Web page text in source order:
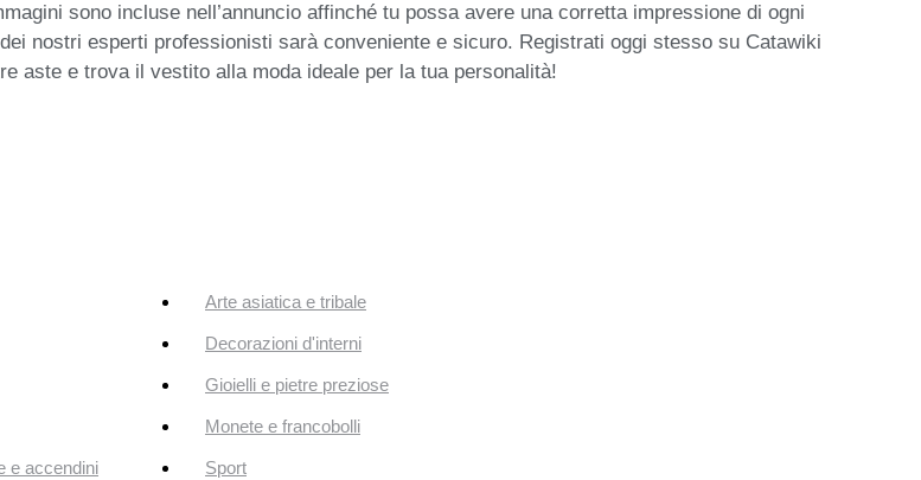
sono incluse nell’annuncio affinché tu possa avere una corretta impressione di ogni
nostri esperti professionisti sarà conveniente e sicuro. Registrati oggi stesso su Catawiki
aste e trova il vestito alla moda ideale per la tua personalità!
Arte asiatica e tribale
Decorazioni d'interni
Gioielli e pietre preziose
Monete e francobolli
e accendini Sport